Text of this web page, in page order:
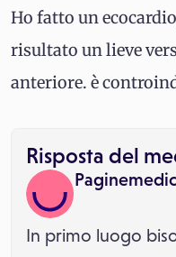
Ho fatto un
risultato un lieve
anteriore. è
Risposta del
In primo luogo